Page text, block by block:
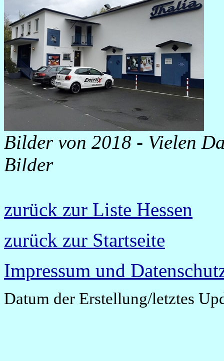
Bilder von 2018 - Vielen
Bilder
zurück zur Liste Hessen
zurück zur Startseite
Impressum und
Datum der Erstellung/letztes